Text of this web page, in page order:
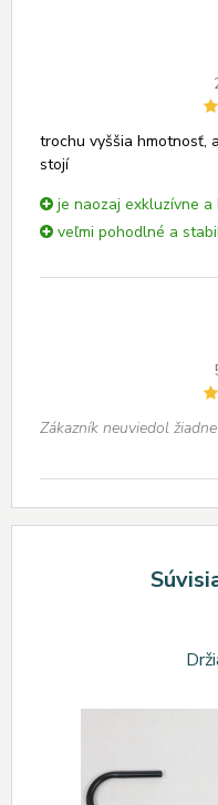
trochu vyššia hmotnosť,
stojí
je naozaj exkluzívne a
veľmi pohodlné a
Zákazník neuviedol